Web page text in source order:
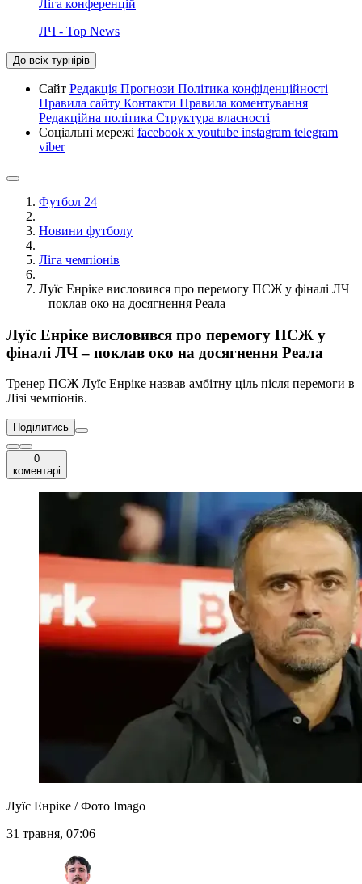
Ліга конференцій
ЛЧ - Top News
До всіх турнірів
Сайт Редакція Прогнози Політика конфіденційності
Правила сайту Контакти Правила коментування
Редакційна політика Структура власності
Соціальні мережі facebook x youtube instagram telegram
viber
Футбол 24
Новини футболу
Ліга чемпіонів
Луїс Енріке висловився про перемогу ПСЖ у фіналі ЛЧ
– поклав око на досягнення Реала
Луїс Енріке висловився про перемогу ПСЖ у
фіналі ЛЧ – поклав око на досягнення Реала
Тренер ПСЖ Луїс Енріке назвав амбітну ціль після перемоги в
Лізі чемпіонів.
Поділитись
0
коментарі
Луїс Енріке / Фото Imago
31 травня, 07:06